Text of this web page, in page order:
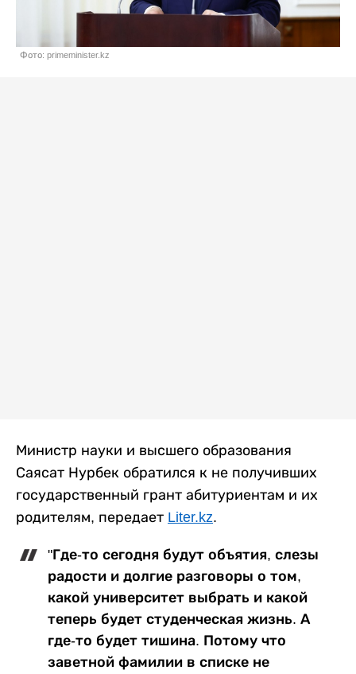
Фото: primeminister.kz
Министр науки и высшего образования
Саясат Нурбек обратился к не получивших
государственный грант абитуриентам и их
родителям, передает Liter.kz.
"Где-то сегодня будут объятия, слезы
радости и долгие разговоры о том,
какой университет выбрать и какой
теперь будет студенческая жизнь. А
где-то будет тишина. Потому что
заветной фамилии в списке не